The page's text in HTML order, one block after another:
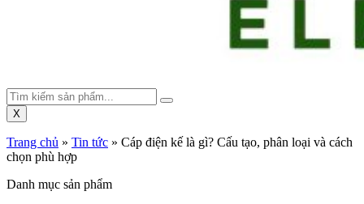
X
Trang chủ » Tin tức » Cáp điện kế là gì? Cấu tạo, phân loại và cách
chọn phù hợp
Danh mục sản phẩm